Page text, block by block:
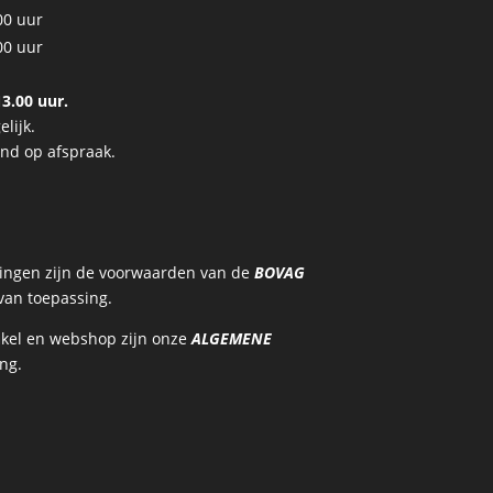
uur
uur
uur.
op afspraak.
zijn de voorwaarden van de BOVAG
toepassing.
en webshop zijn onze ALGEMENE